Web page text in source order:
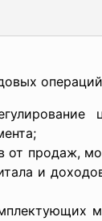
от продaж,
и